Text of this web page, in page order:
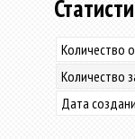
Количество
Количество
Дата